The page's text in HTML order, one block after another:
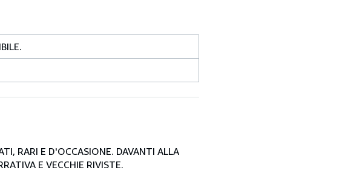
RARI E D'OCCASIONE. DAVANTI ALLA
E VECCHIE RIVISTE.